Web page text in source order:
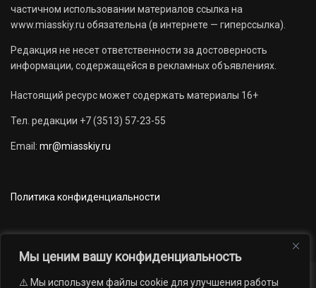
Мы ценим вашу конфиденциальность
⚠️ Мы используем файлы cookie для улучшения работы
частичном использовании материалов ссылка на
www.miasskiy.ru обязательна (в интернете — гиперссылка).
Редакция не несет ответственности за достоверность
информации, содержащейся в рекламных объявлениях.
Настоящий ресурс может содержать материалы 16+
Тел. редакции +7 (3513) 57-23-55
Email: mr@miasskiy.ru
Политика конфиденциальности